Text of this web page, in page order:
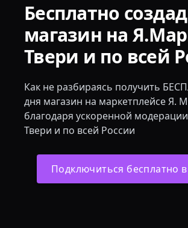
Бесплатно
магазин на
Твери и по всей
Как не разбираясь получить
дня магазин на маркетплейсе Я.
благодаря ускоренной
Твери и по всей России
Подключиться бесплатно